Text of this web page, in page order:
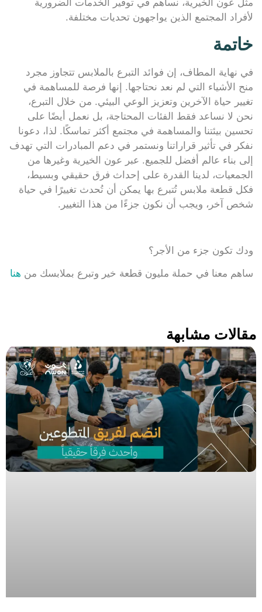
مثل عون الخيرية، نساهم في توفير الخدمات الضرورية
لأفراد المجتمع الذين يواجهون تحديات مختلفة.
خاتمة
في نهاية المطاف، إن فوائد التبرع بالملابس تتجاوز مجرد
منح الأشياء التي لم نعد نحتاجها. إنها فرصة للمساهمة في
تغيير حياة الآخرين وتعزيز الوعي البيئي. من خلال التبرع،
نحن لا نساعد فقط الفئات المحتاجة، بل نعمل أيضًا على
تحسين بيئتنا والمساهمة في مجتمع أكثر تماسكًا. لذا، دعونا
نفكر في تأثير قراراتنا ونستمر في دعم المبادرات التي تهدف
إلى بناء عالم أفضل للجميع. عبر عون الخيرية وغيرها من
الجمعيات، لدينا القدرة على إحداث فرق حقيقي وبسيط،
فكل قطعة ملابس تُتبرع بها يمكن أن تُحدث تغييرًا في حياة
شخص آخر، ويجب أن نكون جزءًا من هذا التغيير.
ودك تكون جزء من الأجر؟
ساهم معنا في حملة مليون قطعة خير وتبرع بملابسك من هنا
مقالات مشابهة